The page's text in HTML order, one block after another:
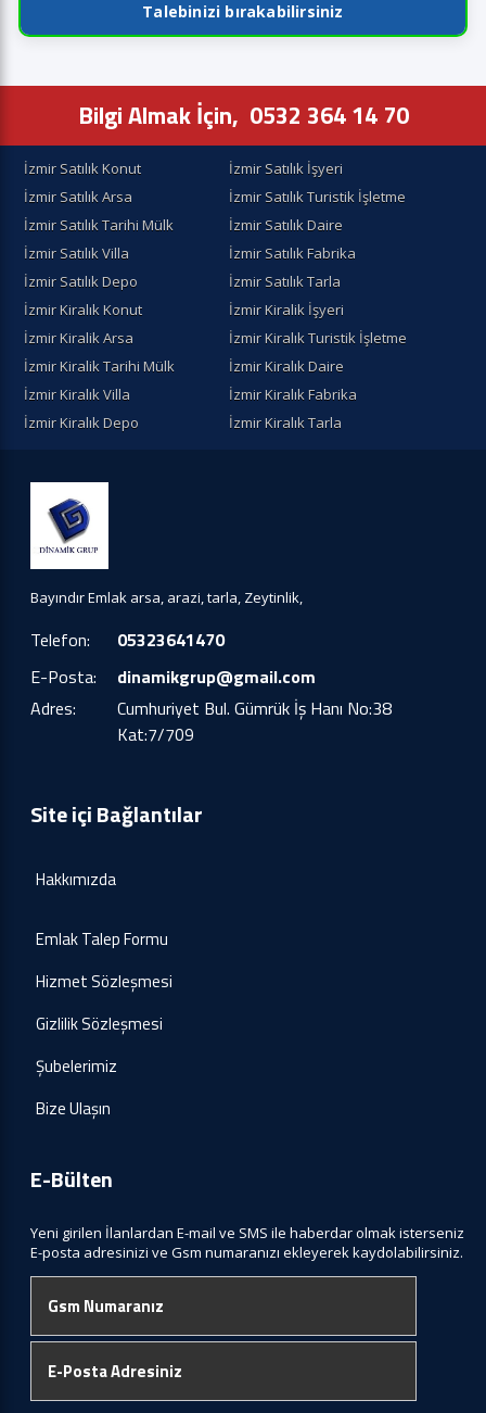
Talebinizi bırakabilirsiniz
Bilgi Almak İçin, 0532 364 14 70
İzmir Satılık Konut
İzmir Satılık İşyeri
İzmir Satılık Arsa
İzmir Satılık Turistik İşletme
İzmir Satılık Tarihi Mülk
İzmir Satılık Daire
İzmir Satılık Villa
İzmir Satılık Fabrika
İzmir Satılık Depo
İzmir Satılık Tarla
İzmir Kiralık Konut
İzmir Kiralik İşyeri
İzmir Kiralik Arsa
İzmir Kiralık Turistik İşletme
İzmir Kiralik Tarihi Mülk
İzmir Kiralık Daire
İzmir Kiralık Villa
İzmir Kiralık Fabrika
İzmir Kiralık Depo
İzmir Kiralık Tarla
Bayındır Emlak arsa, arazi, tarla, Zeytinlik,
Telefon:
05323641470
E-Posta:
dinamikgrup@gmail.com
Adres:
Cumhuriyet Bul. Gümrük İş Hanı No:38
Kat:7/709
Site içi Bağlantılar
Hakkımızda
Emlak Talep Formu
Hizmet Sözleşmesi
Gizlilik Sözleşmesi
Şubelerimiz
Bize Ulaşın
E-Bülten
Yeni girilen İlanlardan E-mail ve SMS ile haberdar olmak isterseniz
E-posta adresinizi ve Gsm numaranızı ekleyerek kaydolabilirsiniz.